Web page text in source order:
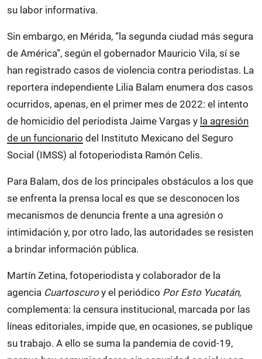
su labor informativa.
Sin embargo, en Mérida, “la segunda ciudad más segura
de América”, según el gobernador Mauricio Vila, sí se
han registrado casos de violencia contra periodistas. La
reportera independiente Lilia Balam enumera dos casos
ocurridos, apenas, en el primer mes de 2022: el intento
de homicidio del periodista Jaime Vargas y la agresión
de un funcionario del Instituto Mexicano del Seguro
Social (IMSS) al fotoperiodista Ramón Celis.
Para Balam, dos de los principales obstáculos a los que
se enfrenta la prensa local es que se desconocen los
mecanismos de denuncia frente a una agresión o
intimidación y, por otro lado, las autoridades se resisten
a brindar información pública.
Martín Zetina, fotoperiodista y colaborador de la
agencia Cuartoscuroy el periódico Por Esto Yucatán,
complementa: la censura institucional, marcada por las
líneas editoriales, impide que, en ocasiones, se publique
su trabajo. A ello se suma la pandemia de covid-19,